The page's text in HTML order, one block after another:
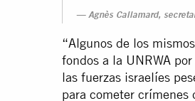
Agnès Callamard,
“Algunos de los
fondos a la UNRWA
las fuerzas israelíes
para cometer crímenes